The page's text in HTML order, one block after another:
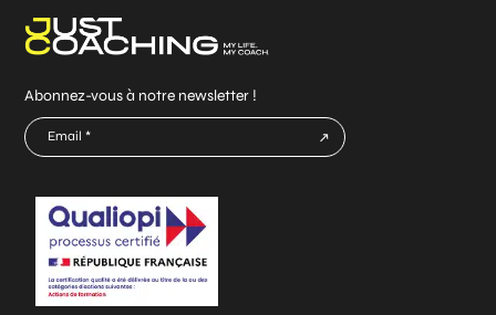
Abonnez-vous à notre newsletter !
E-
mail
*